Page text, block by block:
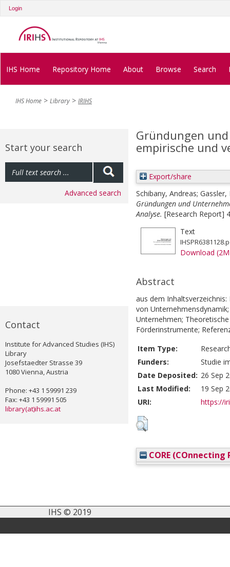
Login
IHS Home Repository Home About Browse Search
IHS Home Library IRIHS
Start your search
Advanced search
Contact
Institute for Advanced Studies (IHS)
Library
Josefstaedter Strasse 39
1080 Vienna, Austria
Phone: +43 1 59991 239
Fax: +43 1 59991 505
library(at)ihs.ac.at
Gründungen
empirische und
Export/share
Schibany, Andreas; Gassler,
Gründungen und
Analyse. [Research Report]
Text
Download
Abstract
aus dem
von
Unternehmen;
Förderinstrumente;
Item Type:
Funders:
Studie
Date Deposited: 26 Sep
Last Modified:
19 Sep
URI:
https://
CORE (COnnecting
IHS © 2019